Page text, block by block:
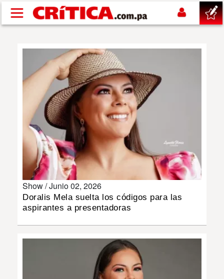
Pasar al contenido principal
SUCESOS
NACIONAL
POLÍTICA
DEPORTES
MUNDO
Show /Junio 02, 2026
Doralis Mela suelta los códigos para las
aspirantes a presentadoras